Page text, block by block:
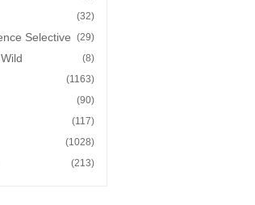
(32)
Selective (29)
(8)
(1163)
(90)
(117)
(1028)
(213)